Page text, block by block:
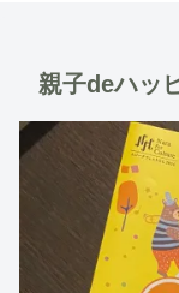
親子deハッ